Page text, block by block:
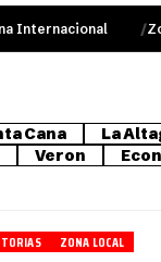
Internacional
Cana La
Veron
ZONA LOCAL